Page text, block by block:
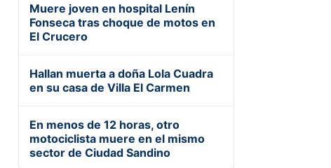
Muere joven en hospital Lenín
Fonseca tras choque de motos en
El Crucero
Hallan muerta a doña Lola Cuadra
en su casa de Villa El Carmen
En menos de 12 horas, otro
motociclista muere en el mismo
sector de Ciudad Sandino